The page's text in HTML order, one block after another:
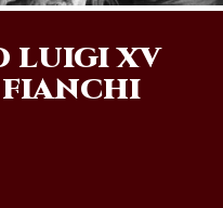
LUIGI XV
FIANCHI